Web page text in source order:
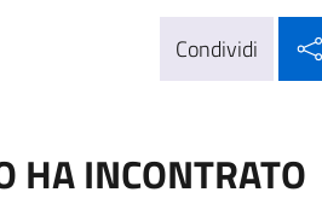
Condividi
HA INCONTRATO